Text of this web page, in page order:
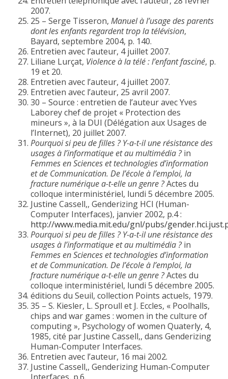
2007.
25 – Serge Tisseron, Manuel à l’usage des parents
dont les enfants regardent trop la télévision,
Bayard, septembre 2004, p. 140.
Entretien avec l’auteur, 4 juillet 2007.
Liliane Lurçat, Violence à la télé : l’enfant fasciné, p.
19 et 20.
Entretien avec l’auteur, 4 juillet 2007.
Entretien avec l’auteur, 25 avril 2007.
30 – Source : entretien de l’auteur avec Yves
Laborey chef de projet « Protection des
mineurs », à la DUI (Délégation aux Usages de
l’Internet), 20 juillet 2007.
Pourquoi si peu de filles ? Y-a-t-il une résistance des
usages à l’informatique et au multimédia ?in
Femmes en Sciences et technologies d’information
et de Communication. De l’école à l’emploi, la
fracture numérique a-t-elle un genre ?Actes du
colloque interministériel, lundi 5 décembre 2005.
Justine Cassell,, Genderizing HCI (Human-
Computer Interfaces), janvier 2002, p.4 :
http://www.media.mit.edu/gnl/pubs/
Pourquoi si peu de filles ? Y-a-t-il une résistance des
usages à l’informatique et au multimédia ?in
Femmes en Sciences et technologies d’information
et de Communication. De l’école à l’emploi, la
fracture numérique a-t-elle un genre ?Actes du
colloque interministériel, lundi 5 décembre 2005.
éditions du Seuil, collection Points actuels, 1979.
35 – S. Kiesler, L. Sproull et J. Eccles, « Poolhalls,
chips and war games : women in the culture of
computing », Psychology of women Quaterly, 4,
1985, cité par Justine Cassell,, dans Genderizing
Human-Computer Interfaces.
Entretien avec l’auteur, 16 mai 2002.
Justine Cassell,, Genderizing Human-Computer